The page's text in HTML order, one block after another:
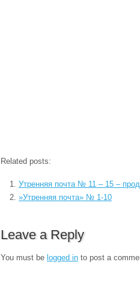
Related posts:
Утренняя почта № 11 – 15 –
»Утренняя почта» № 1-10
Leave a Reply
You must be logged in to post a